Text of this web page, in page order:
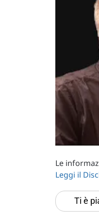
Le
Leggi il
Ti è